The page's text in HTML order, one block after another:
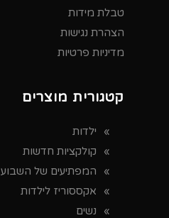
טבלת מידות
הצהרת נגישות
מדיניות פרטיות
קטגורית מוצרים
ילדות
קולקציות חדשות
המפתיעים של השבוע
אקססוריז לילדות
נשים